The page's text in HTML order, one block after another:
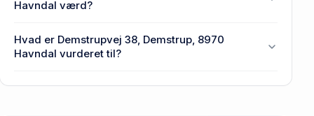
Havndal værd?
Demstrup, 8970 Havndal senest blev handlet i
Hvad er Demstrupvej 38, Demstrup, 8970
Havndal vurderet til?